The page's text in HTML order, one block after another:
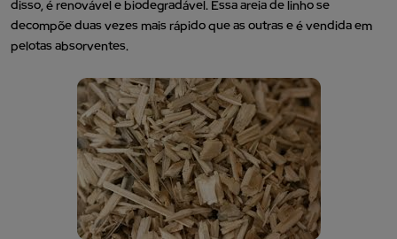
disso, é renovável e biodegradável. Essa areia de linho se
decompõe duas vezes mais rápido que as outras e é vendida em
pelotas absorventes.